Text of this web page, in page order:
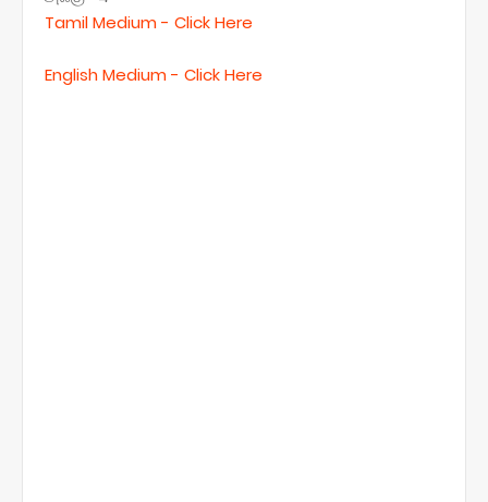
Tamil Medium - Click Here
English Medium - Click Here